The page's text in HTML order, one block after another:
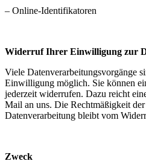
– Online-Identifikatoren
Widerruf Ihrer Einwilligung zur
Viele Datenverarbeitungsvorgänge
Einwilligung möglich. Sie können
jederzeit widerrufen. Dazu reicht
Mail an uns. Die Rechtmäßigkeit
Datenverarbeitung bleibt vom
Zweck